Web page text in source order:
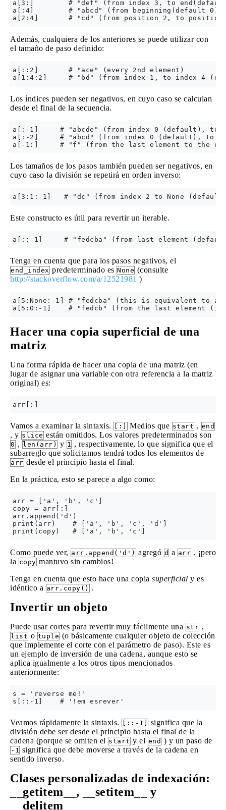
a[3:]        # "def" (from index 3, to
a[:4]        # "abcd" (from beginning(default 0)
Además, cualquiera de los anteriores se puede utilizar con
el tamaño de paso definido:
a[::2]       # "ace" (every 2nd element)
Los índices pueden ser negativos, en cuyo caso se calculan
desde el final de la secuencia.
a[:-1]     # "abcde" (from index 0 (default), to
a[:-2]     # "abcd" (from index 0 (default), to
Los tamaños de los pasos también pueden ser negativos, en
cuyo caso la división se repetirá en orden inverso:
Este constructo es útil para revertir un iterable.
Tenga en cuenta que para los pasos negativos, el
end_index predeterminado es None (consulte
http://stackoverflow.com/a/12521981 )
a[5:None:-1] # "fedcba" (this is equivalent to
Hacer una copia superficial de una
matriz
Una forma rápida de hacer una copia de una matriz (en
lugar de asignar una variable con otra referencia a la matriz
original) es:
Vamos a examinar la sintaxis. [:] Medios que start , end
, y slice están omitidos. Los valores predeterminados son
0 , len(arr) y 1 , respectivamente, lo que significa que el
subarreglo que solicitamos tendrá todos los elementos de
arr desde el principio hasta el final.
En la práctica, esto se parece a algo como:
arr = ['a', 'b', 'c']
copy = arr[:]
arr.append('d')
print(arr)    # ['a', 'b', 'c', 'd']
Como puede ver, arr.append('d') agregó d a arr , ¡pero
la copy mantuvo sin cambios!
Tenga en cuenta que esto hace una copia superficial y es
idéntico a arr.copy() .
Invertir un objeto
Puede usar cortes para revertir muy fácilmente una str ,
list o tuple (o básicamente cualquier objeto de colección
que implemente el corte con el parámetro de paso). Este es
un ejemplo de inversión de una cadena, aunque esto se
aplica igualmente a los otros tipos mencionados
anteriormente:
s = 'reverse me!'
Veamos rápidamente la sintaxis. [::-1]
significa que la
división debe ser desde el principio hasta el final de la
cadena (porque se omiten el start y el end ) y un paso de
-1 significa que debe moverse a través de la cadena en
sentido inverso.
Clases personalizadas de indexación:
__getitem__, __setitem__ y
__delitem__